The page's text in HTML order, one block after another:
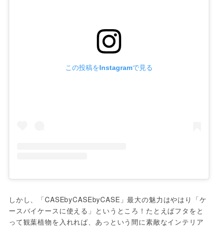
この投稿をInstagramで見る
しかし、「CASEbyCASEbyCASE」最大の魅力はやはり「ケ
ースバイケースに使える」というところ！たとえばフタをと
って観葉植物を入れれば、あっという間に素敵なインテリア